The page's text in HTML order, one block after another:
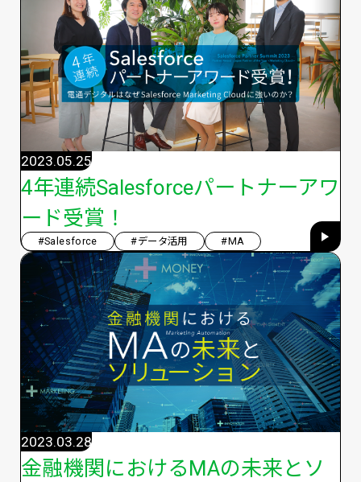
4年連続Salesforceパートナーアワ
ード受賞！
2023.05.25
#Salesforce #データ活用 #MA
金融機関におけるMAの未来とソ
2023.03.28